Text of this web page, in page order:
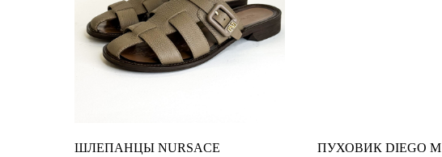
ШЛЕПАНЦЫ NURSACE ПУХОВИК DIEGO M